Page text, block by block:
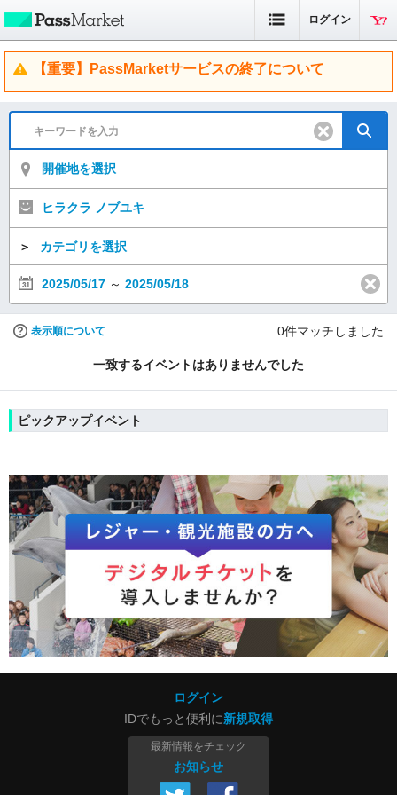
ログイン
【重要】PassMarketサービスの終了について
開催地を選択
ヒラクラ ノブユキ
＞ カテゴリを選択
2025/05/17 ～ 2025/05/18
表示順について 0件マッチしました
一致するイベントはありませんでした
ピックアップイベント
ログイン
IDでもっと便利に新規取得
最新情報をチェック
お知らせ